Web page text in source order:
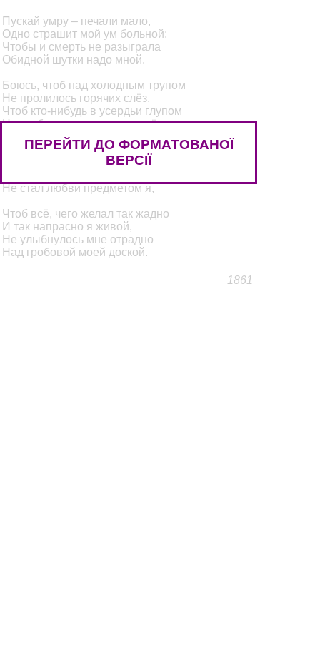
Пускай умру – печали мало,
Одно страшит мой ум больной:
Чтобы и смерть не разыграла
Обидной шутки надо мной.
Боюсь, чтоб над холодным трупом
Не пролилось горячих слёз,
Чтоб кто-нибудь в усердьи глупом
На гроб цветов мне не принёс,
Чтоб бескорыстною толпою
За ним не шли мои друзья,
Не стал любви предметом я,
Чтоб всё, чего желал так жадно
И так напрасно я живой,
Не улыбнулось мне отрадно
Над гробовой моей доской.
1861
ПЕРЕЙТИ ДО ФОРМАТОВАНОЇ
ВЕРСІЇ